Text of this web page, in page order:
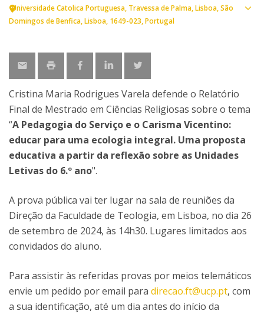
Universidade Catolica Portuguesa Travessa de Palma Lisboa São
Domingos de Benfica, Lisboa 1649-023 Portugal
Cristina Maria Rodrigues Varela defende o Relatório
Final de Mestrado em Ciências Religiosas sobre o tema
“A Pedagogia do Serviço e o Carisma Vicentino:
educar para uma ecologia integral. Uma proposta
educativa a partir da reflexão sobre as Unidades
Letivas do 6.º ano".
A prova pública vai ter lugar na sala de reuniões da
Direção da Faculdade de Teologia, em Lisboa, no dia 26
de setembro de 2024, às 14h30. Lugares limitados aos
convidados do aluno.
Para assistir às referidas provas por meios telemáticos
envie um pedido por email para direcao.ft@ucp.pt, com
a sua identificação, até um dia antes do início da